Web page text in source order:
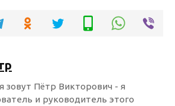
зовут Пётр Викторович - я
и руководитель этого